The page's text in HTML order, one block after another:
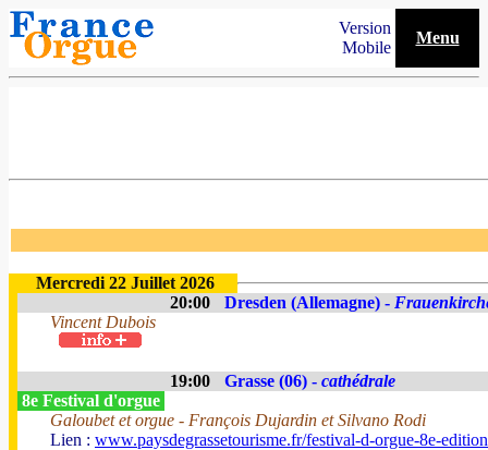
Version
Mobile
Menu
Mercredi 22 Juillet 2026
20:00
Dresden (Allemagne) -
Vincent Dubois
19:00 Grasse (06) - cathédrale
8e Festival d'orgue
Galoubet et orgue - François Dujardin et Silvano Rodi
Lien : www.paysdegrassetourisme.fr/festival-d-orgue-8e-